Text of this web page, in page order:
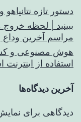
دستور تازه
ببینید | لحظه
مراسم آخرین وداع
هوش مصنوعی و
استفاده از
آخرین دیدگاه‌ها
دیدگاهی برای